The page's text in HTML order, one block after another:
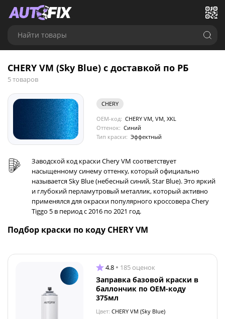
Найти товары
CHERY VM (Sky Blue) с доставкой по РБ
5 товаров
CHERY
OEM-код: CHERY VM, VM, XKL
Оттенок: Синий
Тип краски: Эффектный
Заводской код краски Chery VM соответствует
насыщенному синему оттенку, который официально
называется Sky Blue (небесный синий, Star Blue). Это яркий
и глубокий перламутровый металлик, который активно
применялся для окраски популярного кроссовера Chery
Tiggo 5 в период с 2016 по 2021 год.
Подбор краски по коду CHERY VM
4.8 185 оценок
Заправка базовой краски в
баллончик по OEM-коду
375мл
Цвет: CHERY VM (Sky Blue)